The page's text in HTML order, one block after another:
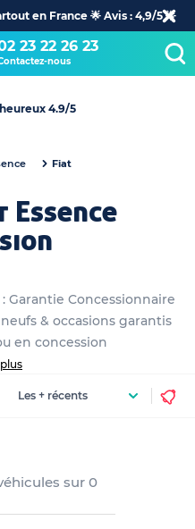
en France 🌟 Avis : 4,9/5 🌟
23 22 26 23
nous
4.9/5
Fiat
Essence
Garantie Concessionnaire
& occasions garantis
en concession
sur 0